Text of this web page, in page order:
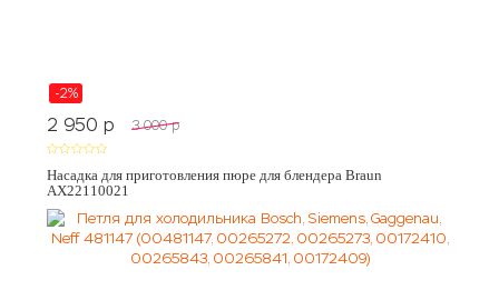
-2%
2 950 p 3 000 p
Насадка для приготовления пюре для блендера Braun
AX22110021